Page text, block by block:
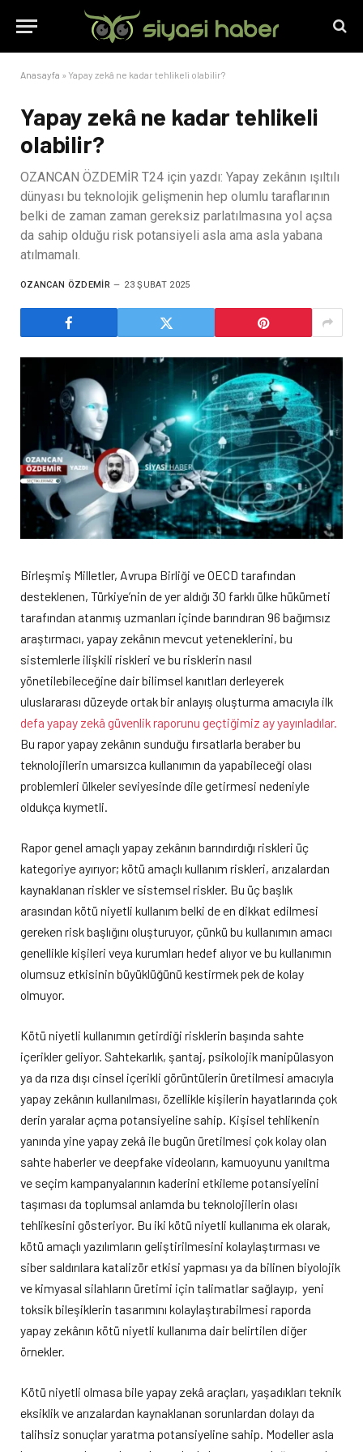
Anasayfa » Yapay zekâ ne kadar tehlikeli olabilir?
Yapay zekâ ne kadar tehlikeli
olabilir?
OZANCAN ÖZDEMİR T24 için yazdı: Yapay zekânın ışıltılı
dünyası bu teknolojik gelişmenin hep olumlu taraflarının
belki de zaman zaman gereksiz parlatılmasına yol açsa
da sahip olduğu risk potansiyeli asla ama asla yabana
atılmamalı.
OZANCAN ÖZDEMIR 23 ŞUBAT 2025
Birleşmiş Milletler, Avrupa Birliği ve OECD tarafından
desteklenen, Türkiye’nin de yer aldığı 30 farklı ülke hükümeti
tarafından atanmış uzmanları içinde barındıran 96 bağımsız
araştırmacı, yapay zekânın mevcut yeteneklerini, bu
sistemlerle ilişkili riskleri ve bu risklerin nasıl
yönetilebileceğine dair bilimsel kanıtları derleyerek
uluslararası düzeyde ortak bir anlayış oluşturma amacıyla ilk
defa yapay zekâ güvenlik raporunu geçtiğimiz ay yayınladılar.
Bu rapor yapay zekânın sunduğu fırsatlarla beraber bu
teknolojilerin umarsızca kullanımın da yapabileceği olası
problemleri ülkeler seviyesinde dile getirmesi nedeniyle
oldukça kıymetli.
Rapor genel amaçlı yapay zekânın barındırdığı riskleri üç
kategoriye ayırıyor; kötü amaçlı kullanım riskleri, arızalardan
kaynaklanan riskler ve sistemsel riskler. Bu üç başlık
arasından kötü niyetli kullanım belki de en dikkat edilmesi
gereken risk başlığını oluşturuyor, çünkü bu kullanımın amacı
genellikle kişileri veya kurumları hedef alıyor ve bu kullanımın
olumsuz etkisinin büyüklüğünü kestirmek pek de kolay
olmuyor.
Kötü niyetli kullanımın getirdiği risklerin başında sahte
içerikler geliyor. Sahtekarlık, şantaj, psikolojik manipülasyon
ya da rıza dışı cinsel içerikli görüntülerin üretilmesi amacıyla
yapay zekânın kullanılması, özellikle kişilerin hayatlarında çok
derin yaralar açma potansiyeline sahip. Kişisel tehlikenin
yanında yine yapay zekâ ile bugün üretilmesi çok kolay olan
sahte haberler ve deepfake videoların, kamuoyunu yanıltma
ve seçim kampanyalarının kaderini etkileme potansiyelini
taşıması da toplumsal anlamda bu teknolojilerin olası
tehlikesini gösteriyor. Bu iki kötü niyetli kullanıma ek olarak,
kötü amaçlı yazılımların geliştirilmesini kolaylaştırması ve
siber saldırılara katalizör etkisi yapması ya da bilinen biyolojik
ve kimyasal silahların üretimi için talimatlar sağlayıp, yeni
toksik bileşiklerin tasarımını kolaylaştırabilmesi raporda
yapay zekânın kötü niyetli kullanıma dair belirtilen diğer
örnekler.
Kötü niyetli olmasa bile yapay zekâ araçları, yaşadıkları teknik
eksiklik ve arızalardan kaynaklanan sorunlardan dolayı da
talihsiz sonuçlar yaratma potansiyeline sahip. Modeller asla